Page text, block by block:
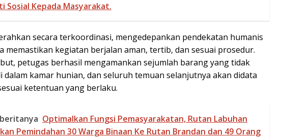
Sosial Kepada Masyarakat.
secara terkoordinasi, mengedepankan pendekatan humanis
memastikan kegiatan berjalan aman, tertib, dan sesuai prosedur.
petugas berhasil mengamankan sejumlah barang yang tidak
dalam kamar hunian, dan seluruh temuan selanjutnya akan didata
ketentuan yang berlaku.
Optimalkan Fungsi Pemasyarakatan, Rutan Labuhan
Pemindahan 30 Warga Binaan Ke Rutan Brandan dan 49 Orang